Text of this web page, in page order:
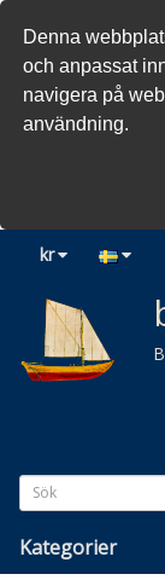
Denna
och anpassat
navigera på
användning.
kr
Kategorier